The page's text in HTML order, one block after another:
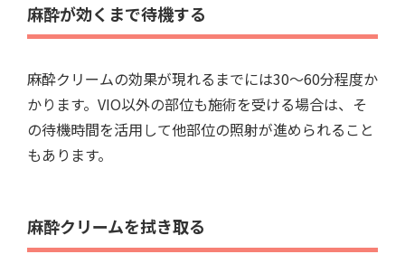
麻酔が効くまで待機する
麻酔クリームの効果が現れるまでには30～60分程度か
かります。VIO以外の部位も施術を受ける場合は、そ
の待機時間を活用して他部位の照射が進められること
もあります。
麻酔クリームを拭き取る